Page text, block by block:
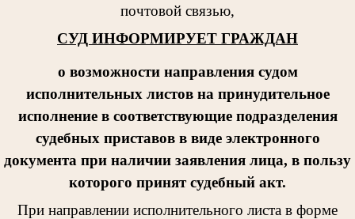
почтовой связью,
СУД ИНФОРМИРУЕТ ГРАЖДАН
о возможности направления судом
исполнительных листов на принудительное
исполнение в соответствующие подразделения
судебных приставов в виде электронного
документа при наличии заявления лица, в пользу
которого принят судебный акт.
При направлении исполнительного листа в форме